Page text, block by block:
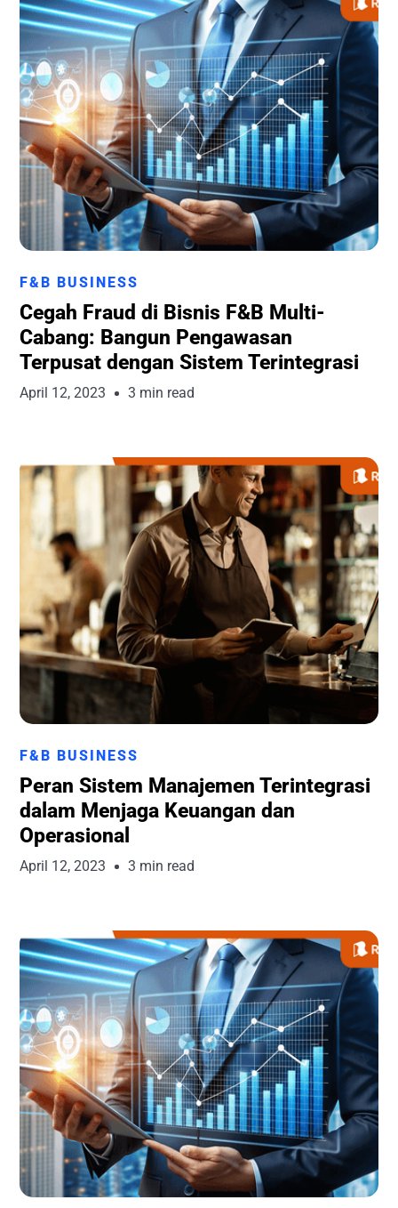
Runchise Team
F&B BUSINESS
Cegah Fraud di Bisnis F&B Multi-
Cabang: Bangun Pengawasan
Terpusat dengan Sistem Terintegrasi
April 12, 2023 3 min read
Runchise Team
F&B BUSINESS
Peran Sistem Manajemen Terintegrasi
dalam Menjaga Keuangan dan
Operasional
April 12, 2023 3 min read